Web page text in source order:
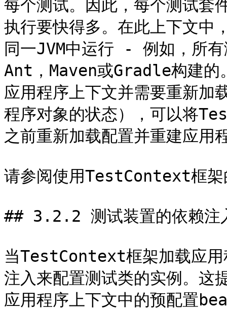
每个测试。因此，每个测试套
执行要快得多。在此上下文中
同一JVM中运行 - 例如，所
Ant，Maven或Gradle构建的
应用程序上下文并需要重新加
程序对象的状态），可以将
之前重新加载配置并重建应用
请参阅使用TestContext框架
## 3.2.2 测试装置的依赖注
当TestContext框架加载应用
注入来配置测试类的实例。这
应用程序上下文中的预配置